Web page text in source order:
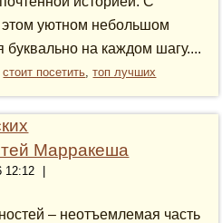
уютном небольшом
буквально на каждом шагу....
стоит посетить,топ лучших
Марракеша
12:12
– неотъемлемая часть